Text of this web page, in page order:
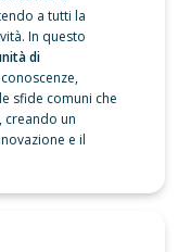
a tutti la
In questo
di
sfide comuni che
un
e il